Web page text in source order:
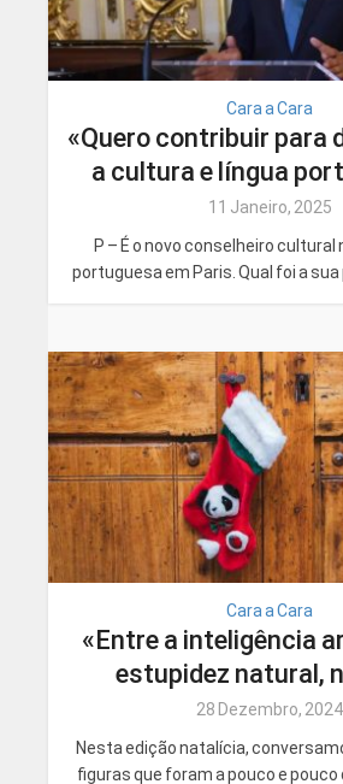
Cara a Cara
«Quero contribuir para
a cultura e língua
11 Janeiro, 2025
P – É o novo conselheiro cultural
portuguesa em Paris. Qual foi a
Cara a Cara
«Entre a inteligência
estupidez natural,
28 Dezembro, 2024
Nesta edição natalícia,
figuras que foram a pouco e